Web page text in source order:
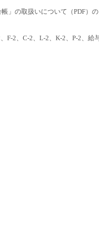
」の取扱いについて（PDF）
F-2、C-2、L-2、K-2、P-2、給